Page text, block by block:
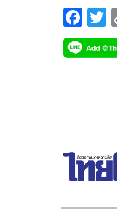
F
ac
e